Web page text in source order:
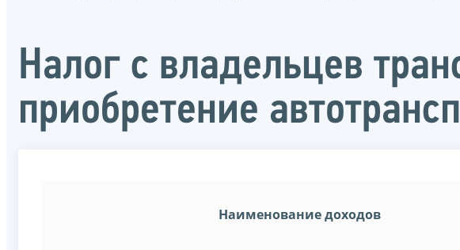
Налог с владельцев
приобретение
Наименование доходов